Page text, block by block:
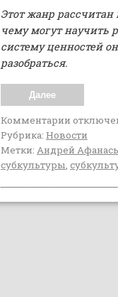
Этот жанр рассчитан
чему могут научить
систему ценностей
разобраться.
Далее
Комментарии
Рубрика: Новости
Метки: Андрей
субкультуры,